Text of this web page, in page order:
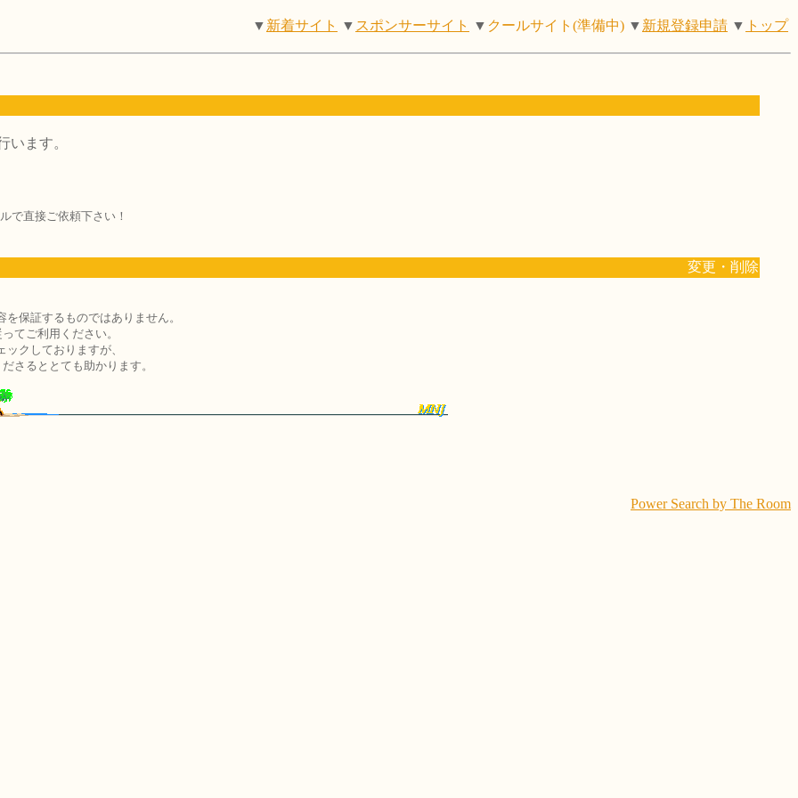
▼ 新着サイト ▼ スポンサーサイト ▼ クールサイト(準備中) ▼ 新規登録申請 ▼ トップ
います。
で直接ご依頼下さい！
変更・削除
保証するものではありません。
てご利用ください。
クしておりますが、
さるととても助かります。
Power Search by The Room